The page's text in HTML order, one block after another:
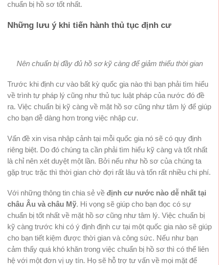
chuẩn bị hồ sơ tốt nhất.
Những lưu ý khi tiến hành thủ tục định cư
Nên chuẩn bị đầy đủ hồ sơ kỹ càng để giảm thiểu thời gian
Trước khi định cư vào bất kỳ quốc gia nào thì bạn phải tìm hiểu
về trình tự pháp lý cũng như thủ tục luật pháp của nước đó đề
ra. Việc chuẩn bị kỹ càng về mặt hồ sơ cũng như tâm lý để giúp
cho bạn dễ dàng hơn trong việc nhập cư.
Vấn đề xin visa nhập cảnh tại mỗi quốc gia nó sẽ có quy định
riêng biệt. Do đó chúng ta cần phải tìm hiểu kỹ càng và tốt nhất
là chỉ nên xét duyệt một lần. Bởi nếu như hồ sơ của chúng ta
gặp trục trặc thì thời gian chờ đợi rất lâu và tốn rất nhiều chi phí.
Với những thông tin chia sẻ về định cư nước nào dễ nhất tại
châu Âu và châu Mỹ. Hi vọng sẽ giúp cho bạn đọc có sự
chuẩn bị tốt nhất về mặt hồ sơ cũng như tâm lý. Việc chuẩn bị
kỹ càng trước khi có ý định định cư tại một quốc gia nào sẽ giúp
cho bạn tiết kiệm được thời gian và công sức. Nếu như bạn
cảm thấy quá khó khăn trong việc chuẩn bị hồ sơ thì có thể liên
hệ với một đơn vị uy tín. Họ sẽ hỗ trợ tư vấn về mọi mặt để